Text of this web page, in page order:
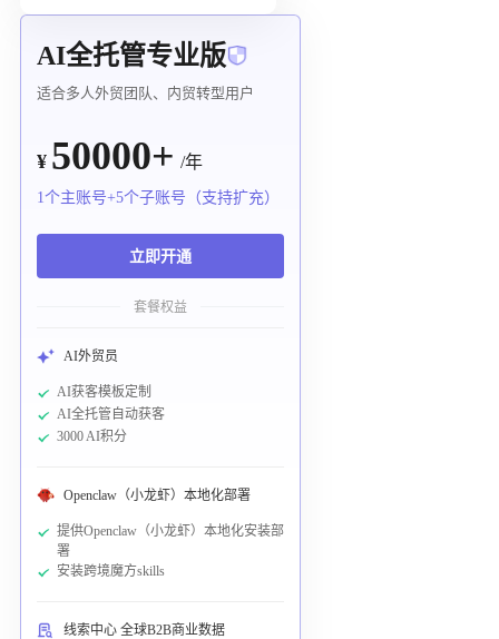
AI全托管专业版
适合多人外贸团队、内贸转型用户
¥ 50000+ /年
1个主账号+5个子账号（支持扩充）
立即开通
套餐权益
AI外贸员
AI获客模板定制
AI全托管自动获客
3000 AI积分
Openclaw（小龙虾）本地化部署
提供Openclaw（小龙虾）本地化安装部
署
安装跨境魔方skills
线索中心 全球B2B商业数据